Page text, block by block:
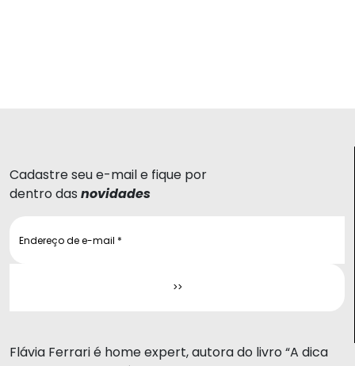
Cadastre seu e-mail e fique por
dentro das novidades
Flávia Ferrari é home expert, autora do livro “A dica